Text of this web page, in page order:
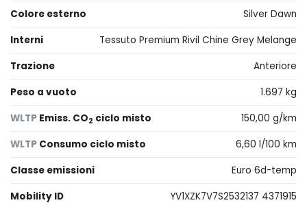
Colore esterno
Silver Dawn
Interni
Tessuto Premium Rivil Chine Grey Melange
Trazione
Anteriore
Peso a vuoto
1.697 kg
WLTP Emiss. CO2 ciclo misto
150,00 g/km
WLTP Consumo ciclo misto
6,60 l/100 km
Classe emissioni
Euro 6d-temp
Mobility ID
YV1XZK7V7S2532137 4371915